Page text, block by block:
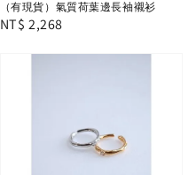
（有現貨）氣質荷葉邊長袖襯衫
Regular
NT$ 2,268